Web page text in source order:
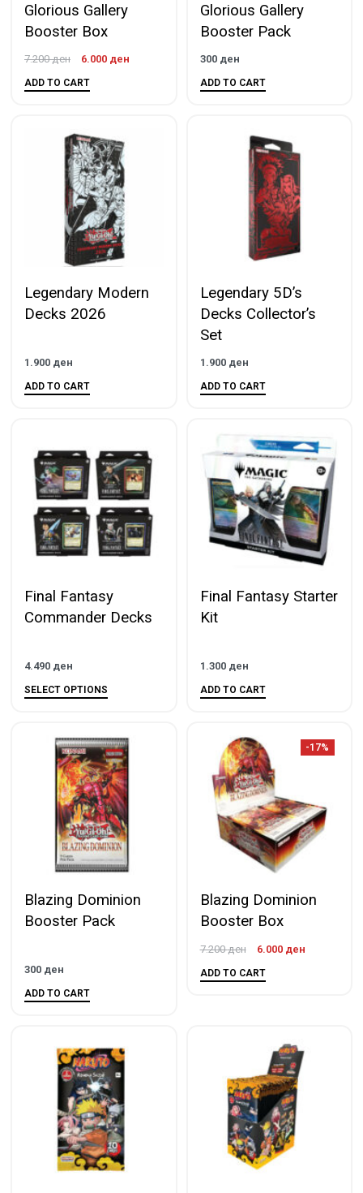
Glorious Gallery
Booster Box
7.200ден 6.000 ден
ADD TO CART
Glorious Gallery
Booster Pack
300 ден
ADD TO CART
Legendary Modern
Decks 2026
1.900 ден
ADD TO CART
Legendary 5D’s
Decks Collector’s
Set
1.900 ден
ADD TO CART
Final Fantasy
Commander Decks
4.490 ден
SELECT OPTIONS
Final Fantasy Starter
Kit
1.300 ден
ADD TO CART
Blazing Dominion
Booster Pack
300 ден
ADD TO CART
-17%
Blazing Dominion
Booster Box
7.200ден 6.000 ден
ADD TO CART